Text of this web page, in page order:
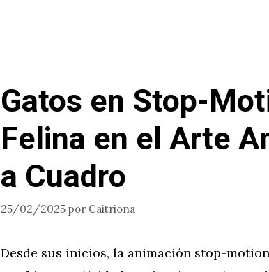
Gatos en Stop-
Felina en el Arte
a Cuadro
25/02/2025 por Caitriona
Desde sus inicios, la animación stop-